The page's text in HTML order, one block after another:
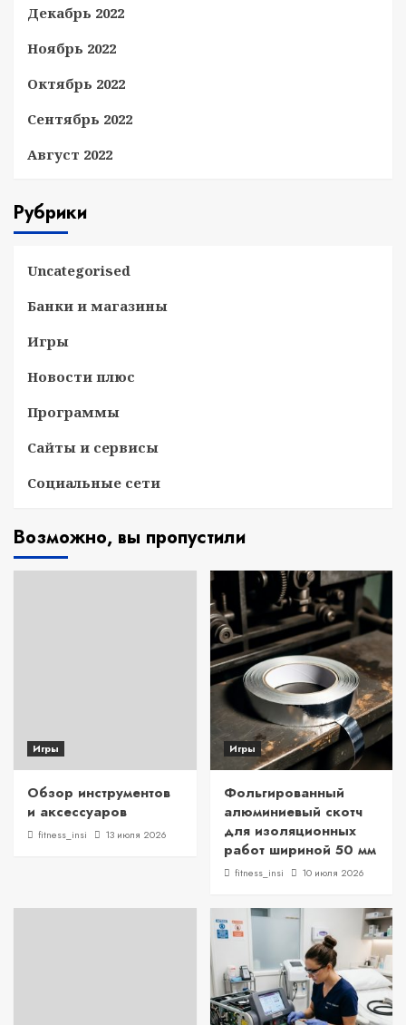
Декабрь 2022
Ноябрь 2022
Октябрь 2022
Сентябрь 2022
Август 2022
Рубрики
Uncategorised
Банки и магазины
Игры
Новости плюс
Программы
Сайты и сервисы
Социальные сети
Возможно, вы пропустили
Игры
Обзор инструментов
и аксессуаров
fitness_insi 13 июля 2026
Игры
Фольгированный
алюминиевый скотч
для изоляционных
работ шириной 50 мм
fitness_insi 10 июля 2026